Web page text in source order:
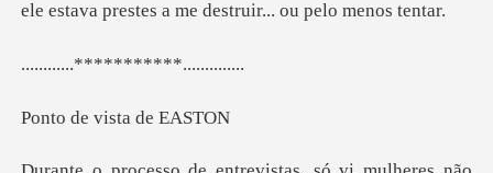
***********.
vista d